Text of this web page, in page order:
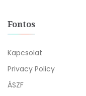
Fontos
Kapcsolat
Privacy Policy
ÁSZF